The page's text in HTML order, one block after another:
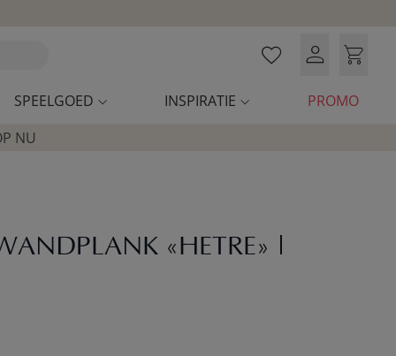
SPEELGOED INSPIRATIE
PROMO
NU
«HETRE» |